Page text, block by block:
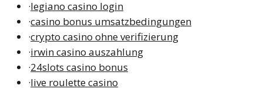
·legiano casino login
·casino bonus umsatzbedingungen
·crypto casino ohne verifizierung
·irwin casino auszahlung
·24slots casino bonus
·live roulette casino